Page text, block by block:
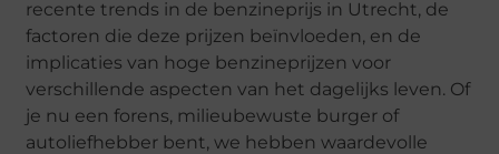
recente trends in de benzineprijs in Utrecht, de
factoren die deze prijzen beïnvloeden, en de
implicaties van hoge benzineprijzen voor
verschillende aspecten van het dagelijks leven. Of
je nu een forens, milieubewuste burger of
autoliefhebber bent, we hebben waardevolle